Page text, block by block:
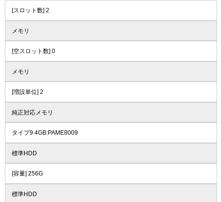
[スロット数] 2
メモリ
[空スロット数] 0
メモリ
[増設単位] 2
純正対応メモリ
タイプ9 4GB:PAME8009
標準HDD
[容量] 256G
標準HDD